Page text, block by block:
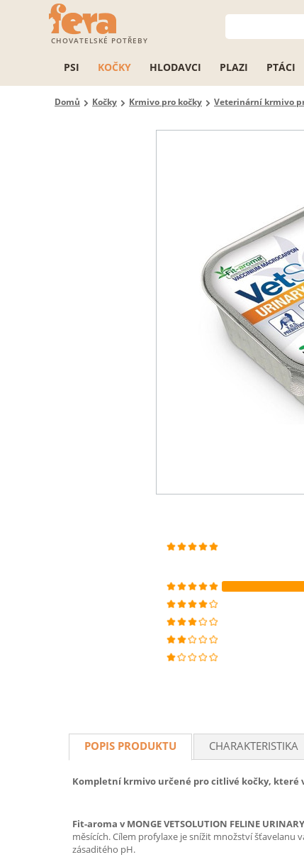
CHOVATELSKÉ POTŘEBY
PSI KOČKY HLODAVCI PLAZI PTÁCI
Domů Kočky Krmivo pro kočky Veterinární krmivo
POPIS PRODUKTU CHARAKTERISTIKA
Kompletní krmivo určené pro citlivé kočky, které
Fit-aroma v MONGE VETSOLUTION FELINE
měsících. Cílem profylaxe je snížit množství
zásaditého pH.